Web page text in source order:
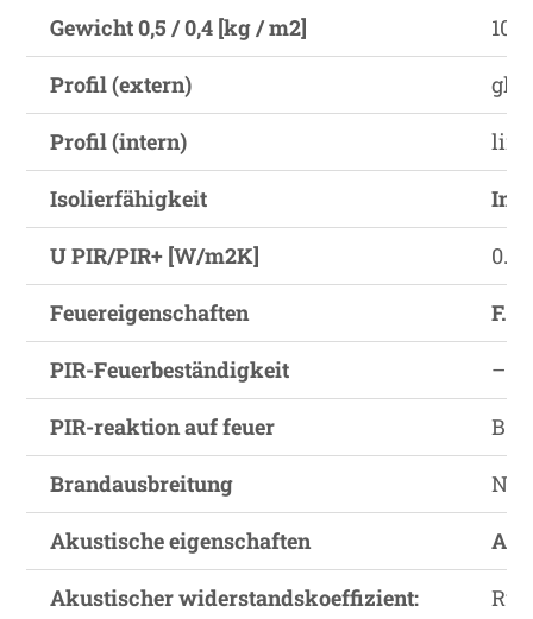
Gewicht 0,5 / 0,4 [kg / m2]
10.0
Profil (extern)
Profil (intern)
Isolierfähigkeit
U PIR/PIR+ [W/m2K]
0.42
Feuereigenschaften
F.s.
PIR-Feuerbeständigkeit
–
PIR-reaktion auf feuer
B-
Brandausbreitung
Akustische eigenschaften
A.e.
Akustischer widerstandskoeffizient:
Rw